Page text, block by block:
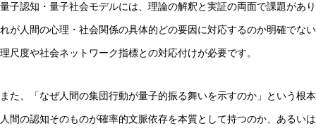
量子認知・量子社会モデルには、理論の解釈と実証の両面で課題があ
れが人間の心理・社会関係の具体的どの要因に対応するのか明確でな
理尺度や社会ネットワーク指標との対応付けが必要です。
また、「なぜ人間の集団行動が量子的振る舞いを示すのか」という根
人間の認知そのものが確率的文脈依存を本質として持つのか、あるい